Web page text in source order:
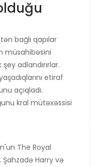
bağlı qapılar
müsahibəsini
adlandırırlar.
etiraf
açıqladı.
kral mütəxəssisi
The Royal
Şahzadə Harry və